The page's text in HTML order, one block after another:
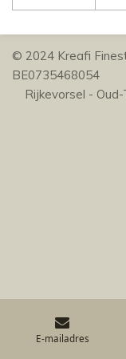
© 2024
Rijkevorsel - Oud-
E-mailadres